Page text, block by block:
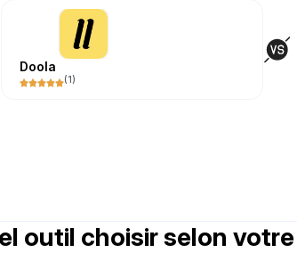
Doola
(1)
outil choisir selon